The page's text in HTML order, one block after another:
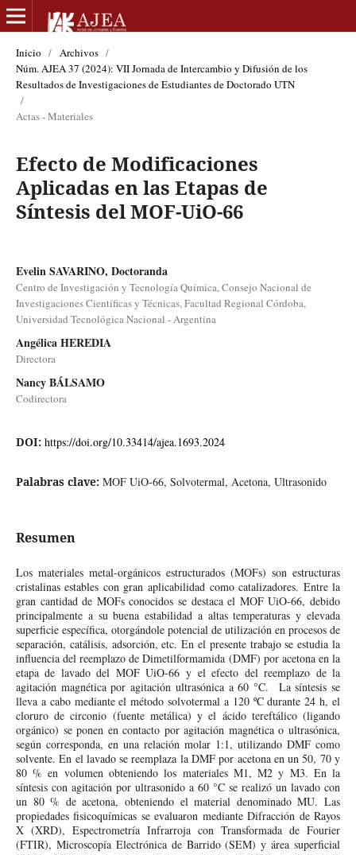
Inicio / Archivos /
Núm. AJEA 37 (2024): VII Jornada de Intercambio y Difusión de los
Resultados de Investigaciones de Estudiantes de Doctorado UTN
/
Actas - Materiales
Efecto de Modificaciones
Aplicadas en las Etapas de
Síntesis del MOF-UiO-66
Evelin SAVARINO, Doctoranda
Centro de Investigación y Tecnología Química, Consejo Nacional de
Investigaciones Científicas y Técnicas, Facultad Regional Córdoba,
Universidad Tecnológica Nacional - Argentina
Angélica HEREDIA
Directora
Nancy BÁLSAMO
Codirectora
DOI: https://doi.org/10.33414/ajea.1693.2024
Palabras clave: MOF UiO-66, Solvotermal, Acetona, Ultrasonido
Resumen
Los materiales metal-orgánicos estructurados (MOFs) son estructuras
cristalinas estables con gran aplicabilidad como catalizadores. Entre la
gran cantidad de MOFs conocidos se destaca el MOF UiO-66, debido
principalmente a su buena estabilidad a altas temperaturas y elevada
superficie específica, otorgándole potencial de utilización en procesos de
separación, catálisis, adsorción, etc. En el presente trabajo se estudia la
influencia del reemplazo de Dimetilformamida (DMF) por acetona en la
etapa de lavado del MOF UiO-66 y el efecto del reemplazo de la
agitación magnética por agitación ultrasónica a 60 °C. La síntesis se
lleva a cabo mediante el método solvotermal a 120 ºC durante 24 h, el
cloruro de circonio (fuente metálica) y el ácido tereftálico (ligando
orgánico) se ponen en contacto por agitación magnética o ultrasónica,
según corresponda, en una relación molar 1:1, utilizando DMF como
solvente. En el lavado se reemplaza la DMF por acetona en un 50, 70 y
80 % en volumen obteniendo los materiales M1, M2 y M3. En la
síntesis con agitación por ultrasonido a 60 °C se realizó un lavado con
un 80 % de acetona, obteniendo el material denominado MU. Las
propiedades fisicoquímicas se evaluaron mediante Difracción de Rayos
X (XRD), Espectrometría Infrarroja con Transformada de Fourier
(FTIR), Microscopía Electrónica de Barrido (SEM) y área superficial